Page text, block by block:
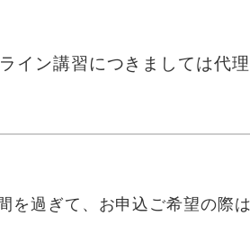
イン講習につきましては代
を過ぎて、お申込ご希望の際は